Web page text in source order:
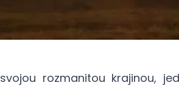
rozmanitou krajinou,